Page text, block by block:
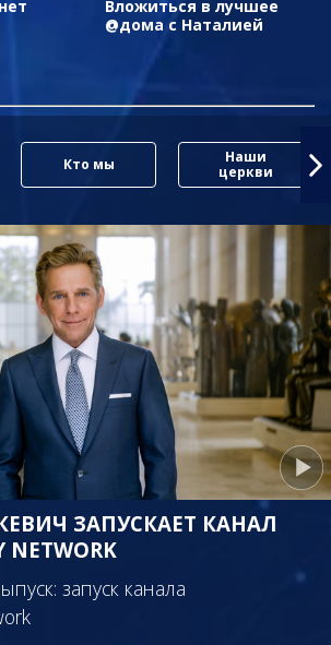
Вложиться в лучшее
@дома с Наталией
Кто мы
Наши
церкви
ЗАПУСКАЕТ КАНАЛ
NETWORK
запуск канала